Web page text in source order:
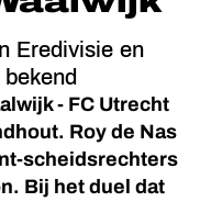
Eredivisie en
- FC Utrecht
Roy de Nas
scheidsrechters
Bij het duel dat